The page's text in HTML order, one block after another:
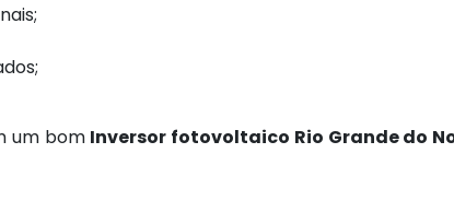
um bom Inversor fotovoltaico Rio Grande do